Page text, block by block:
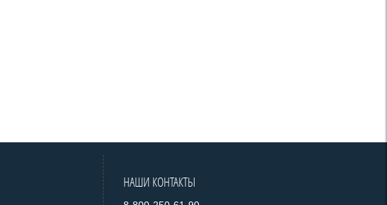
НАШИ КОНТАКТЫ